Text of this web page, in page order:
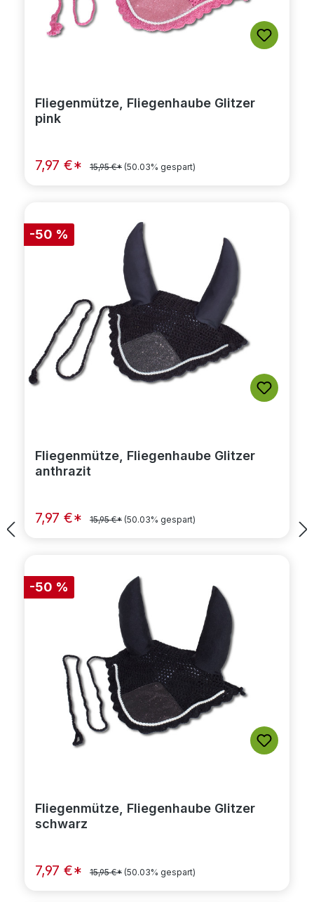
Fliegenmütze, Fliegenhaube Glitzer
pink
7,97 €* 15,95 €* (50.03% gespart)
-50 %
Fliegenmütze, Fliegenhaube Glitzer
anthrazit
7,97 €* 15,95 €* (50.03% gespart)
-50 %
Fliegenmütze, Fliegenhaube Glitzer
schwarz
7,97 €* 15,95 €* (50.03% gespart)